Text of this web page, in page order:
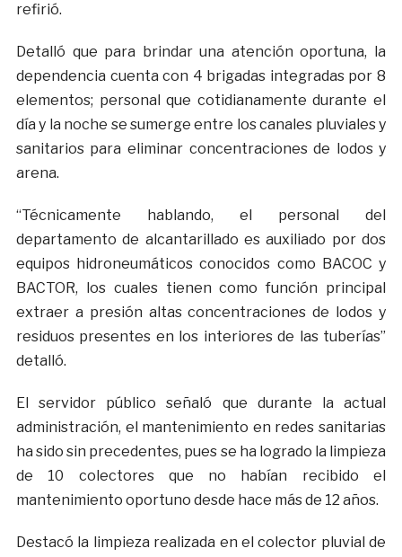
refirió.
Detalló que para brindar una atención oportuna, la
dependencia cuenta con 4 brigadas integradas por 8
elementos; personal que cotidianamente durante el
día y la noche se sumerge entre los canales pluviales y
sanitarios para eliminar concentraciones de lodos y
arena.
“Técnicamente hablando, el personal del
departamento de alcantarillado es auxiliado por dos
equipos hidroneumáticos conocidos como BACOC y
BACTOR, los cuales tienen como función principal
extraer a presión altas concentraciones de lodos y
residuos presentes en los interiores de las tuberías”
detalló.
El servidor público señaló que durante la actual
administración, el mantenimiento en redes sanitarias
ha sido sin precedentes, pues se ha logrado la limpieza
de 10 colectores que no habían recibido el
mantenimiento oportuno desde hace más de 12 años.
Destacó la limpieza realizada en el colector pluvial de